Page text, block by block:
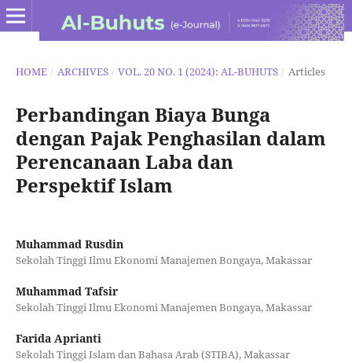
HOME / ARCHIVES / VOL. 20 NO. 1 (2024): AL-BUHUTS / Articles
Perbandingan Biaya Bunga
dengan Pajak Penghasilan dalam
Perencanaan Laba dan
Perspektif Islam
Muhammad Rusdin
Sekolah Tinggi Ilmu Ekonomi Manajemen Bongaya, Makassar
Muhammad Tafsir
Sekolah Tinggi Ilmu Ekonomi Manajemen Bongaya, Makassar
Farida Aprianti
Sekolah Tinggi Islam dan Bahasa Arab (STIBA), Makassar